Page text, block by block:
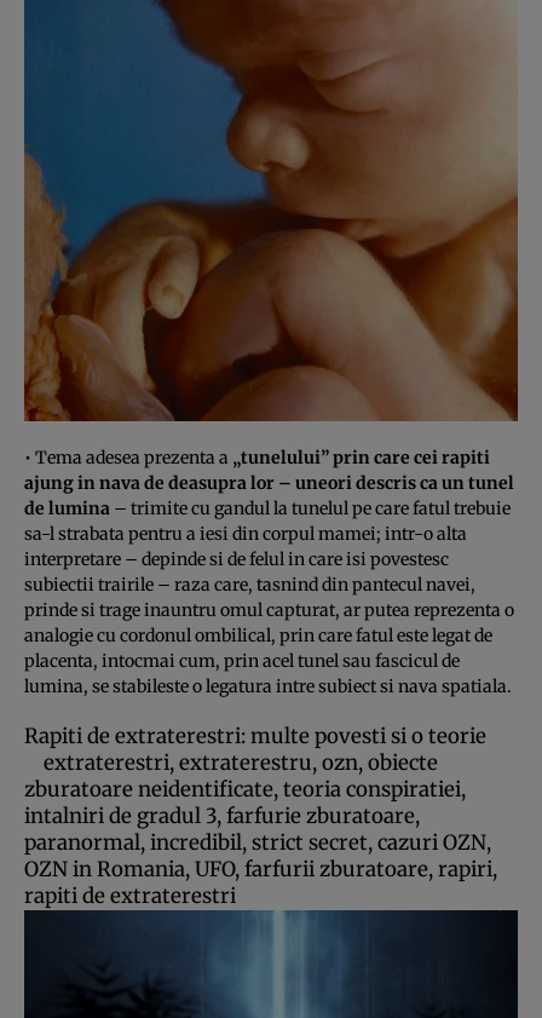
• Tema adesea prezenta a „tunelului” prin care cei rapiti
ajung in nava de deasupra lor – uneori descris ca un tunel
de lumina – trimite cu gandul la tunelul pe care fatul trebuie
sa-l strabata pentru a iesi din corpul mamei; intr-o alta
interpretare – depinde si de felul in care isi povestesc
subiectii trairile – raza care, tasnind din pantecul navei,
prinde si trage inauntru omul capturat, ar putea reprezenta o
analogie cu cordonul ombilical, prin care fatul este legat de
placenta, intocmai cum, prin acel tunel sau fascicul de
lumina, se stabileste o legatura intre subiect si nava spatiala.
Rapiti de extraterestri: multe povesti si o teorie
extraterestri, extraterestru, ozn, obiecte
zburatoare neidentificate, teoria conspiratiei,
intalniri de gradul 3, farfurie zburatoare,
paranormal, incredibil, strict secret, cazuri OZN,
OZN in Romania, UFO, farfurii zburatoare, rapiri,
rapiti de extraterestri